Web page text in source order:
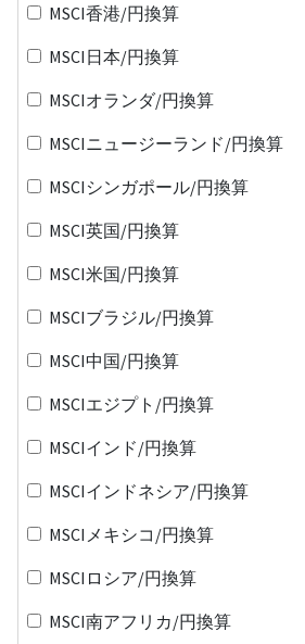
MSCI香港/円換算
MSCI日本/円換算
MSCIオランダ/円換算
MSCIニュージーランド/円換算
MSCIシンガポール/円換算
MSCI英国/円換算
MSCI米国/円換算
MSCIブラジル/円換算
MSCI中国/円換算
MSCIエジプト/円換算
MSCIインド/円換算
MSCIインドネシア/円換算
MSCIメキシコ/円換算
MSCIロシア/円換算
MSCI南アフリカ/円換算